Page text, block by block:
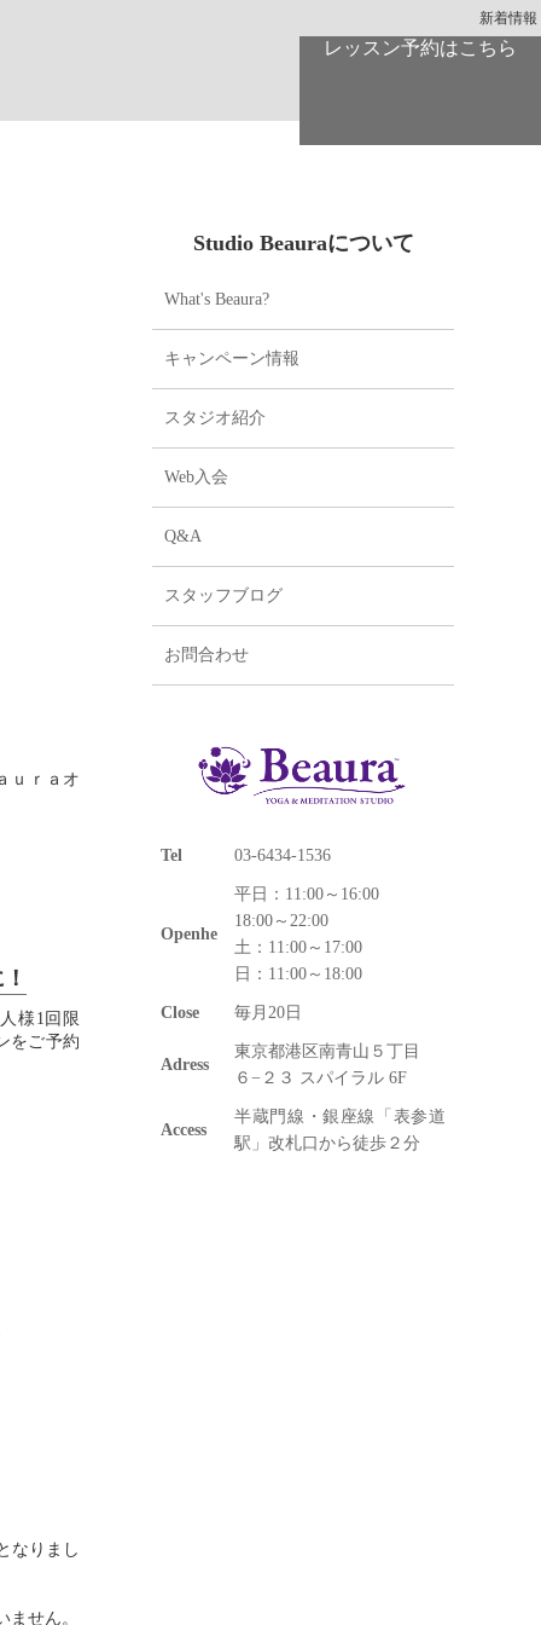
新着情報
レッスン予約はこちら
ｕｒａオ
様1回限
をご予約
なりまし
せん。
Studio Beauraについて
What's Beaura?
キャンペーン情報
スタジオ紹介
Web入会
Q&A
スタッフブログ
お問合わせ
Tel 03-6434-1536
Openhe
平日：11:00～16:00
18:00～22:00
土：11:00～17:00
日：11:00～18:00
Close 毎月20日
Adress
東京都港区南青山５丁目
６−２３ スパイラル 6F
Access
半蔵門線・銀座線「表参道
駅」改札口から徒歩２分